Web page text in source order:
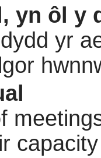
yn ôl y
yr